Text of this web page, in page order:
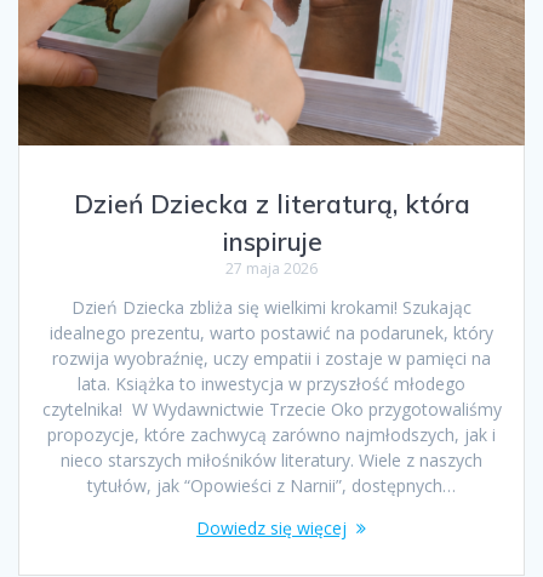
Dzień Dziecka z literaturą, która
inspiruje
27 maja 2026
Dzień Dziecka zbliża się wielkimi krokami! Szukając
idealnego prezentu, warto postawić na podarunek, który
rozwija wyobraźnię, uczy empatii i zostaje w pamięci na
lata. Książka to inwestycja w przyszłość młodego
czytelnika! W Wydawnictwie Trzecie Oko przygotowaliśmy
propozycje, które zachwycą zarówno najmłodszych, jak i
nieco starszych miłośników literatury. Wiele z naszych
tytułów, jak “Opowieści z Narnii”, dostępnych…
Dowiedz się więcej